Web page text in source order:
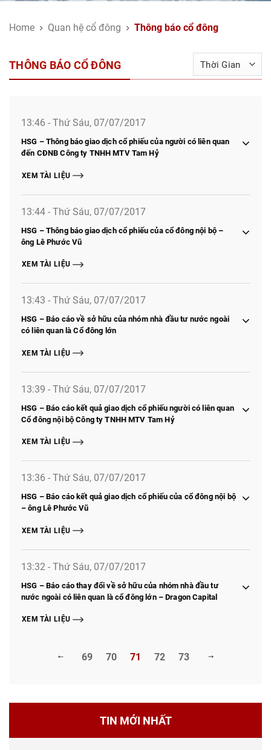
Home Quan hệ cổ đông Thông báo cổ đông
THÔNG BÁO CỔ ĐÔNG
13:46 - Thứ Sáu, 07/07/2017
HSG – Thông báo giao dịch cổ phiếu của người có liên quan
đến CĐNB Công ty TNHH MTV Tam Hỷ
XEM TÀI LIỆU
13:44 - Thứ Sáu, 07/07/2017
HSG – Thông báo giao dịch cổ phiếu của cổ đông nội bộ –
ông Lê Phước Vũ
XEM TÀI LIỆU
13:43 - Thứ Sáu, 07/07/2017
HSG – Báo cáo về sở hữu của nhóm nhà đầu tư nước ngoài
có liên quan là Cổ đông lớn
XEM TÀI LIỆU
13:39 - Thứ Sáu, 07/07/2017
HSG – Báo cáo kết quả giao dịch cổ phiếu người có liên quan
Cổ đông nội bộ Công ty TNHH MTV Tam Hỷ
XEM TÀI LIỆU
13:36 - Thứ Sáu, 07/07/2017
HSG – Báo cáo kết quả giao dịch cổ phiếu của cổ đông nội bộ
– ông Lê Phước Vũ
XEM TÀI LIỆU
13:32 - Thứ Sáu, 07/07/2017
HSG – Báo cáo thay đổi về sở hữu của nhóm nhà đầu tư
nước ngoài có liên quan là cổ đông lớn – Dragon Capital
XEM TÀI LIỆU
69 70 71 72 73
TIN MỚI NHẤT